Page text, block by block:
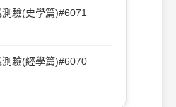
驗(史學篇)#6071
驗(經學篇)#6070